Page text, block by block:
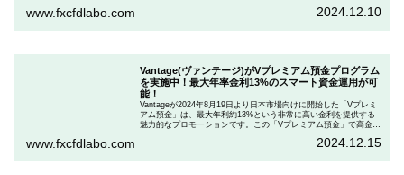
ます。さらに、TradingCultがほぼ定期的に実施している割引コー
www.fxcfdlabo.com 2024.12.10
Vantage(ヴァンテージ)がVプレミアム預金プログラム
を実施中！最大年率金利13%のスマート資金運用が可
能！
Vantageが2024年8月19日より日本市場向けに開始した「Vプレミ
アム預金」は、最大年利約13%という非常に高い金利を提供する
魅力的なプロモーションです。この「Vプレミアム預金」で高金利
「Vプレミアム預金」を行いたい人は、この記事をしっかりと読ん
www.fxcfdlabo.com 2024.12.15